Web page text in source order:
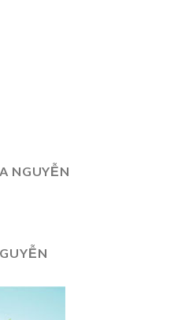
NGUYỄN